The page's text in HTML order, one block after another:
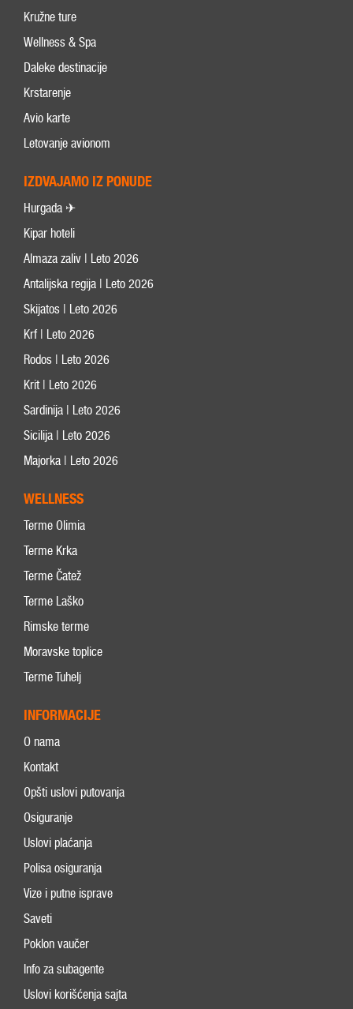
Kružne ture
Wellness & Spa
Daleke destinacije
Krstarenje
Avio karte
Letovanje avionom
IZDVAJAMO IZ PONUDE
Hurgada ✈
Kipar hoteli
Almaza zaliv | Leto 2026
Antalijska regija | Leto 2026
Skijatos | Leto 2026
Krf | Leto 2026
Rodos | Leto 2026
Krit | Leto 2026
Sardinija | Leto 2026
Sicilija | Leto 2026
Majorka | Leto 2026
WELLNESS
Terme Olimia
Terme Krka
Terme Čatež
Terme Laško
Rimske terme
Moravske toplice
Terme Tuhelj
INFORMACIJE
O nama
Kontakt
Opšti uslovi putovanja
Osiguranje
Uslovi plaćanja
Polisa osiguranja
Vize i putne isprave
Saveti
Poklon vaučer
Info za subagente
Uslovi korišćenja sajta